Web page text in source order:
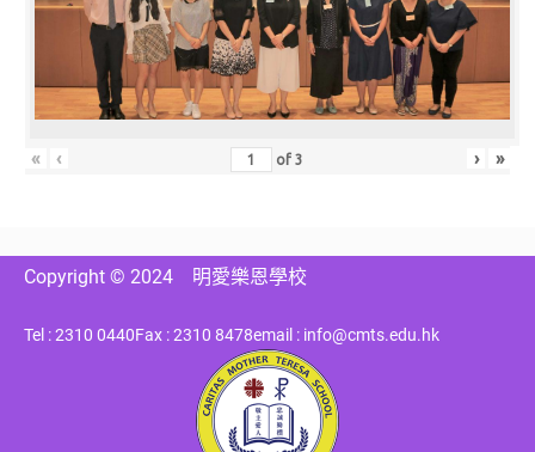
« ‹ of3 › »
Copyright © 2024 明愛樂恩學校
Tel : 2310 0440Fax : 2310 8478email : info@cmts.edu.hk